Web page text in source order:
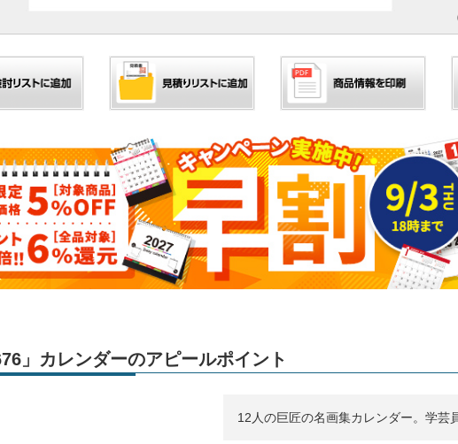
」カレンダーのアピールポイント
12人の巨匠の名画集カレンダー。学芸